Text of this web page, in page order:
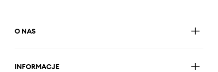
O NAS
INFORMACJE